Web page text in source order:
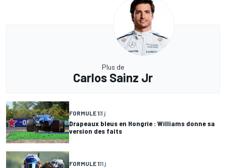
Plus de
Carlos Sainz Jr
FORMULE 13 j
Drapeaux bleus en Hongrie : Williams donne sa
version des faits
FORMULE 111 j